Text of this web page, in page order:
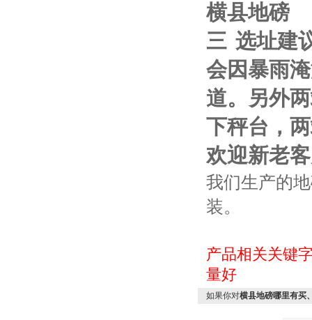
横县地磅
三 选址建
会因暴雨
道。另外
下秤台，
欢迎新老
我们生产的
装。
产品相关关键
量好
如果你对横县地磅哪里有买